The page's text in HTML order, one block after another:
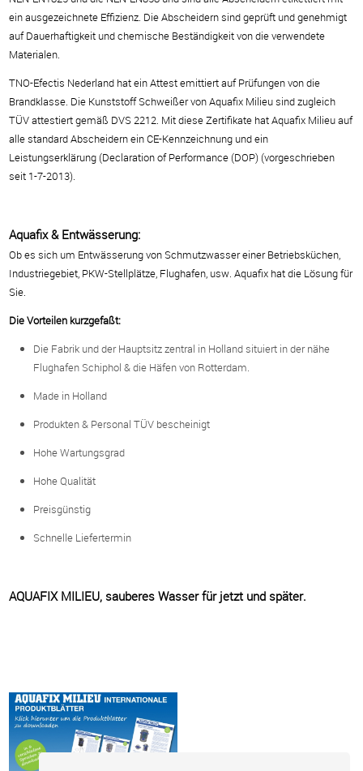
ein ausgezeichnete Effizienz. Die Abscheidern sind geprüft und genehmigt
auf Dauerhaftigkeit und chemische Beständigkeitvon die verwendete
Materialen.
TNO-Efectis Nederland hat ein Attest emittiert auf Prüfungen von die
Brandklasse. Die Kunststoff Schweißer von Aquafix Milieu sind zugleich
TÜV attestiert gemäß DVS 2212. Mit diese Zertifikate hat Aquafix Milieu auf
alle standard Abscheidern ein CE-Kennzeichnung und ein
Leistungserklärung (Declaration of Performance (DOP) (vorgeschrieben
seit 1-7-2013).
Aquafix & Entwässerung:
Ob es sich um Entwässerung von Schmutzwasser einer Betriebsküchen,
Industriegebiet, PKW-Stellplätze, Flughafen, usw. Aquafix hat die Lösung für
Sie.
Die Vorteilen kurzgefaßt:
Die Fabrik und der Hauptsitz zentral in Holland situiert in der nähe
Flughafen Schiphol & die Häfen von Rotterdam.
Made in Holland
Produkten & Personal TÜV bescheinigt
Hohe Wartungsgrad
Hohe Qualität
Preisgünstig
Schnelle Liefertermin
AQUAFIX MILIEU, sauberes Wasser für jetzt und später.